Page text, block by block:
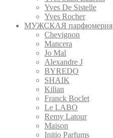
Yves De Sistelle
Yves Rocher
МУЖСКАЯ парфюмерия
Chevignon
Mancera
Jo Mal
Alexandre J
BYREDO
SHAIK
Kilian
Franck Boclet
Le LABO
Remy Latour
Maison
Initio Parfums